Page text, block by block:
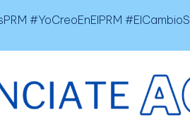
#YoCreoEnElPRM